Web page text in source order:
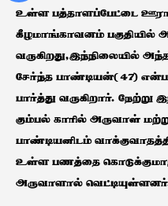
உள்ள பத்தாளப்பேட்டை
கீழமாங்காவனம் பகுதியில்
வருகிறது,இந்நிலையில்
சேர்ந்த பாண்டியன்( 47)
பார்த்து வருகிறார்.
கும்பல் காரில் அருவாள்
பாண்டியனிடம்
உள்ள பணத்தை
அருவாளால்